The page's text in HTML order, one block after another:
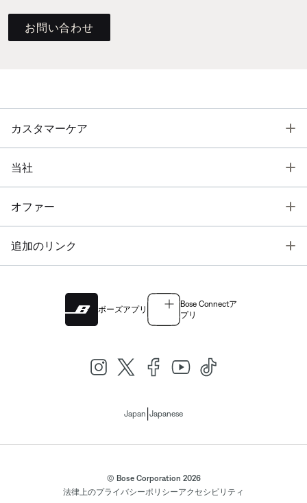
お問い合わせ
カスタマーケア
当社
オファー
追加のリンク
ボーズアプリ
Bose Connectア
プリ
Japan Japanese
© Bose Corporation 2026
法律上のプライバシーポリシーアクセシビリティ